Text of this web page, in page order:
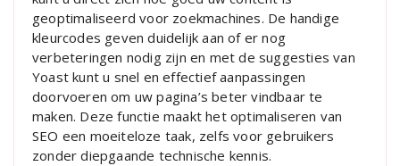
geoptimaliseerd voor zoekmachines. De handige
kleurcodes geven duidelijk aan of er nog
verbeteringen nodig zijn en met de suggesties van
Yoast kunt u snel en effectief aanpassingen
doorvoeren om uw pagina’s beter vindbaar te
maken. Deze functie maakt het optimaliseren van
SEO een moeiteloze taak, zelfs voor gebruikers
zonder diepgaande technische kennis.